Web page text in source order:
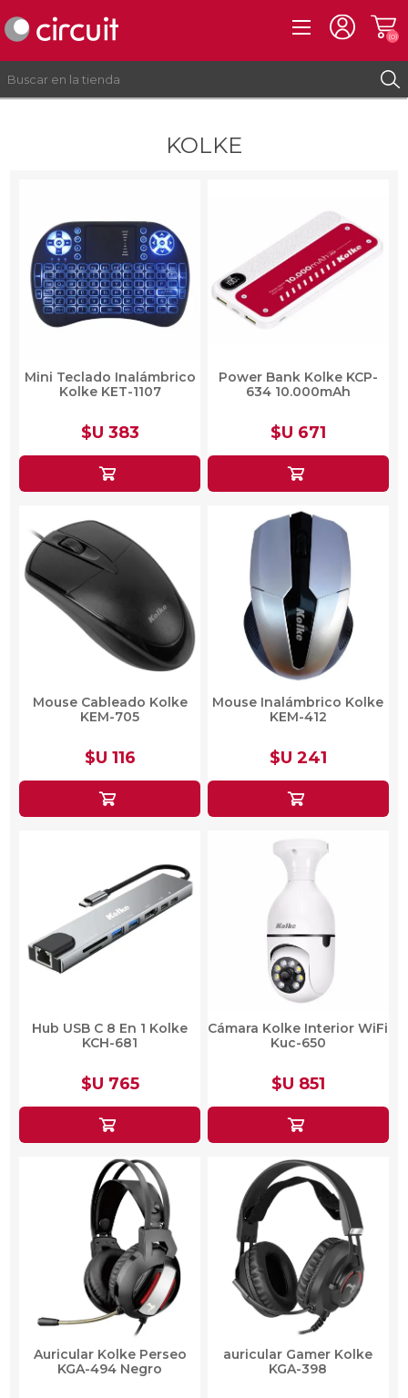
(0)
KOLKE
Mini Teclado Inalámbrico
Kolke KET-1107
$U 383
Power Bank Kolke KCP-
634 10.000mAh
$U 671
Mouse Cableado Kolke
KEM-705
$U 116
Mouse Inalámbrico Kolke
KEM-412
$U 241
Hub USB C 8 En 1 Kolke
KCH-681
$U 765
Cámara Kolke Interior WiFi
Kuc-650
$U 851
Auricular Kolke Perseo
KGA-494 Negro
auricular Gamer Kolke
KGA-398